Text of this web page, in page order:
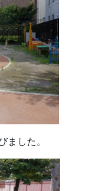
ました。